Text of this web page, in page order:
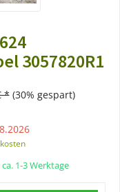
3057820R1
* (30% gespart)
1-3 Werktage